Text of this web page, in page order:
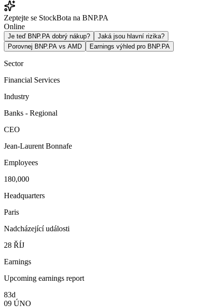
Zeptejte se StockBota na BNP.PA
Online
Je teď BNP.PA dobrý nákup?
Jaká jsou hlavní rizika?
Porovnej BNP.PA vs AMD
Earnings výhled pro BNP.PA
Sector
Financial Services
Industry
Banks - Regional
CEO
Jean-Laurent Bonnafe
Employees
180,000
Headquarters
Paris
Nadcházející události
28 ŘÍJ
Earnings
Upcoming earnings report
83d
09 ÚNO